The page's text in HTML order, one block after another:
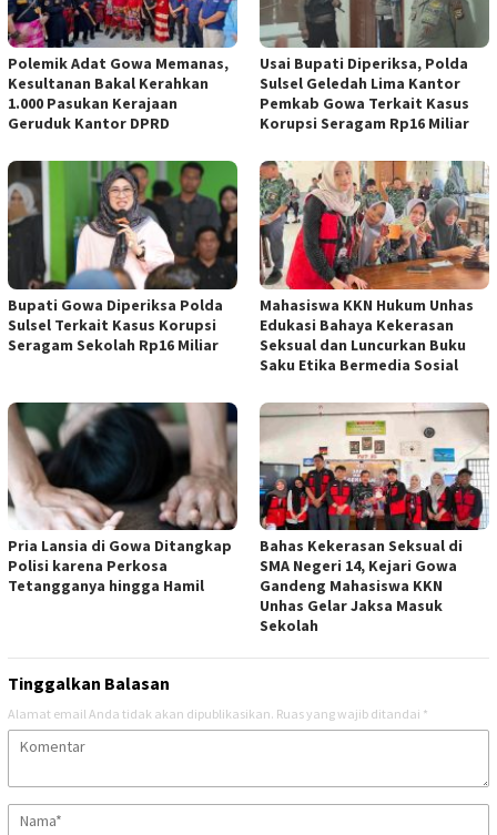
Polemik Adat Gowa Memanas,
Kesultanan Bakal Kerahkan
1.000 Pasukan Kerajaan
Geruduk Kantor DPRD
Usai Bupati Diperiksa, Polda
Sulsel Geledah Lima Kantor
Pemkab Gowa Terkait Kasus
Korupsi Seragam Rp16 Miliar
Bupati Gowa Diperiksa Polda
Sulsel Terkait Kasus Korupsi
Seragam Sekolah Rp16 Miliar
Mahasiswa KKN Hukum Unhas
Edukasi Bahaya Kekerasan
Seksual dan Luncurkan Buku
Saku Etika Bermedia Sosial
Pria Lansia di Gowa Ditangkap
Polisi karena Perkosa
Tetangganya hingga Hamil
Bahas Kekerasan Seksual di
SMA Negeri 14, Kejari Gowa
Gandeng Mahasiswa KKN
Unhas Gelar Jaksa Masuk
Sekolah
Tinggalkan Balasan
Alamat email Anda tidak akan dipublikasikan. Ruas yang wajib ditandai *